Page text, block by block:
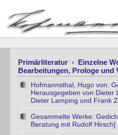
Primärliteratur › Einzelne
Bearbeitungen, Prologe und
Hofmannsthal, Hugo von:
Herausgegeben von Dieter
Dieter Lamping und Frank
Gesammelte Werke:
Beratung mit Rudolf